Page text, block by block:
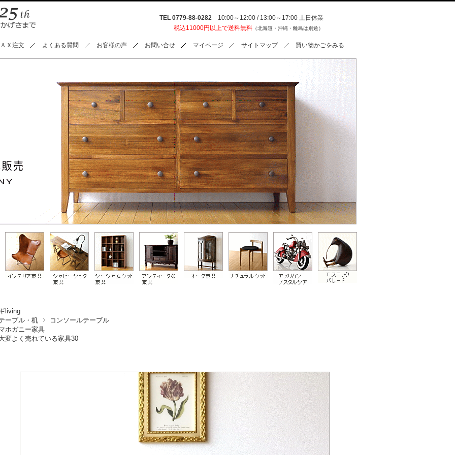
TEL 0779-88-0282 10:00～12:00 / 13:00～17:00 土日休業
税込11000円以上で送料無料 （北海道・沖縄・離島は別途）
Ｘ注文 よくある質問 お客様の声 お問い合せ マイページ サイトマップ 買い物かごをみる
living
ーブル・机
コンソールテーブル
ホガニー家具
変よく売れている家具30